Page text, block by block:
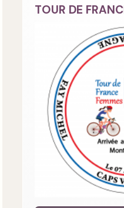
TOUR DE